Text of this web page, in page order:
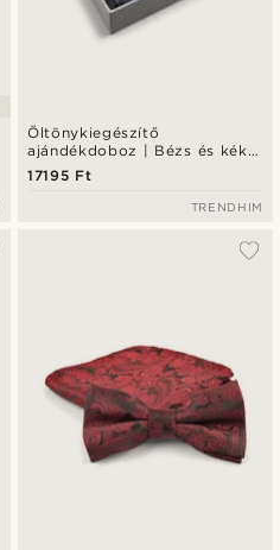
Öltönykiegészítő
ajándékdoboz | Bézs és kék
virágmintás szett
17195 Ft
TRENDHIM